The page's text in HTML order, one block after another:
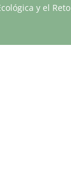
y el Reto